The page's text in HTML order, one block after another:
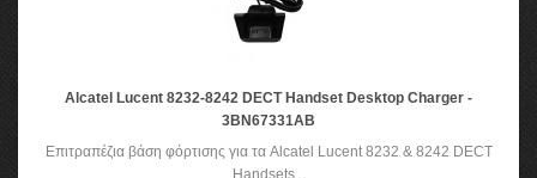
Alcatel Lucent 8232-8242 DECT Handset Desktop Charger -
3BN67331AB
Επιτραπέζια βάση φόρτισης για τα Alcatel Lucent 8232 & 8242 DECT
Handsets ..